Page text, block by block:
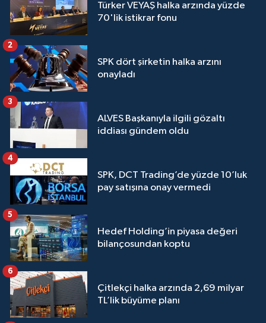
Türker VEYAŞ halka arzında yüzde
70'lik istikrar fonu
SPK dört şirketin halka arzını
onayladı
2
ALVES Başkanıyla ilgili gözaltı
iddiası gündem oldu
3
SPK, DCT Trading’de yüzde 10’luk
pay satışına onay vermedi
4
Hedef Holding’in piyasa değeri
bilançosundan koptu
5
Çitlekçi halka arzında 2,69 milyar
TL’lik büyüme planı
6